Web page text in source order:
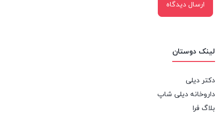
لینک دوستان
دکتر دیلی
داروخانه دیلی شاپ
بلاگ فرا